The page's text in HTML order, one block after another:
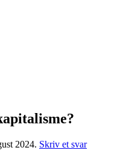
2024. Skriv et svar